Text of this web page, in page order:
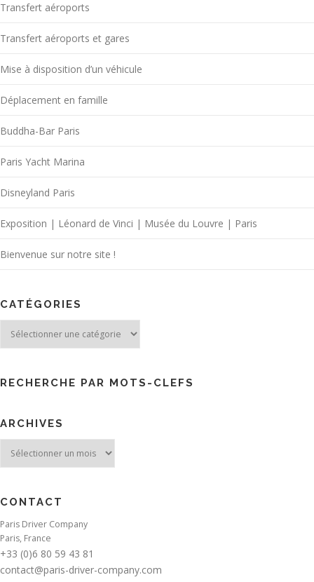
Transfert aéroports
Transfert aéroports et gares
Mise à disposition d’un véhicule
Déplacement en famille
Buddha-Bar Paris
Paris Yacht Marina
Disneyland Paris
Exposition | Léonard de Vinci | Musée du Louvre | Paris
Bienvenue sur notre site !
CATÉGORIES
RECHERCHE PAR MOTS-CLEFS
ARCHIVES
CONTACT
Paris Driver Company
Paris, France
+33 (0)6 80 59 43 81
contact@paris-driver-company.com